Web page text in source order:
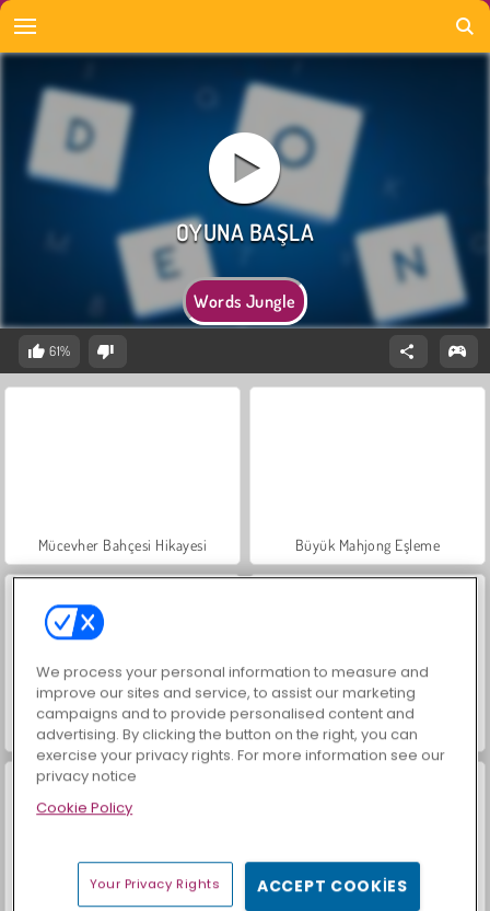
Words Jungle
61%
Mücevher Bahçesi Hikayesi Büyük Mahjong Eşleme
İçecekleri Eşle Trollface Quest: USA 2
We process your personal information to measure and
improve our sites and service, to assist our marketing
campaigns and to provide personalised content and
advertising. By clicking the button on the right, you can
exercise your privacy rights. For more information see our
privacy notice
Cookie Policy
Your Privacy Rights ACCEPT COOKIES